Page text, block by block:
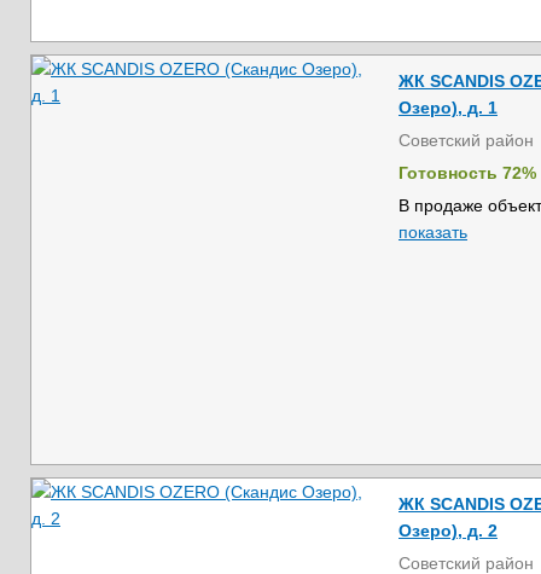
ЖК SCANDIS
Озеро), д. 1
Советский район
Готовность 72%
В продаже
показать
ЖК SCANDIS
Озеро), д. 2
Советский район